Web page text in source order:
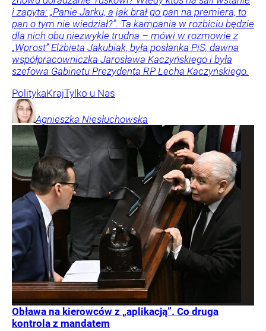
i zapyta: „Panie Jarku, a jak brał go pan na premiera, to
pan o tym nie wiedział?”. Ta kampania w rozbiciu będzie
dla nich obu niezwykle trudna – mówi w rozmowie z
„Wprost” Elżbieta Jakubiak, była posłanka PiS, dawna
współpracowniczka Jarosława Kaczyńskiego i była
szefowa Gabinetu Prezydenta RP Lecha Kaczyńskiego.
PolitykaKrajTylko u Nas
Agnieszka Niesłuchowska
Obława na kierowców z „aplikacją”. Co druga
kontrola z mandatem